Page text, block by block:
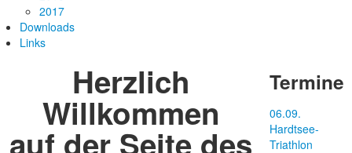
2017
Downloads
Links
Herzlich
Willkommen
auf der Seite des
Termine
06.09.
Hardtsee-
Triathlon